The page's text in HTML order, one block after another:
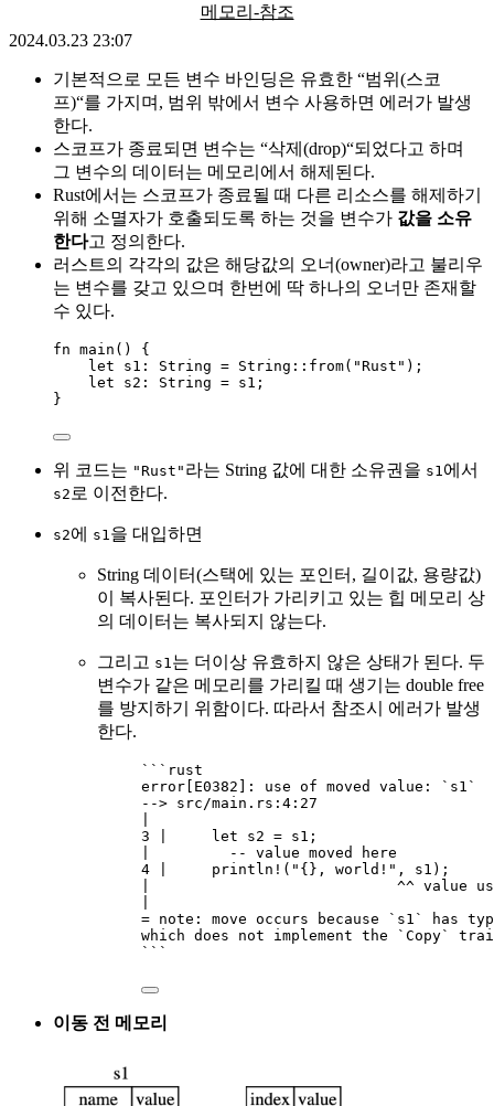
메모리-참조
2024.03.23 23:07
기본적으로 모든 변수 바인딩은 유효한 “범위(스코
프)“를 가지며, 범위 밖에서 변수 사용하면 에러가 발생
한다.
스코프가 종료되면 변수는 “삭제(drop)“되었다고 하며
그 변수의 데이터는 메모리에서 해제된다.
Rust에서는 스코프가 종료될 때 다른 리소스를 해제하기
위해 소멸자가 호출되도록 하는 것을 변수가 값을 소유
한다고 정의한다.
러스트의 각각의 값은 해당값의 오너(owner)라고 불리우
는 변수를 갖고 있으며 한번에 딱 하나의 오너만 존재할
수 있다.
fn main () {
let
s1 : String = String :: from( "Rust " );
let
s2 : String = s1 ;
}
위 코드는 "Rust" 라는 String 값에 대한 소유권을 s1 에서
s2 로 이전한다.
s2에 s1 을 대입하면
String 데이터(스택에 있는 포인터, 길이값, 용량값)
이 복사된다. 포인터가 가리키고 있는 힙 메모리 상
의 데이터는 복사되지 않는다.
그리고 s1 는 더이상 유효하지 않은 상태가 된다. 두
변수가 같은 메모리를 가리킬 때 생기는 double free
를 방지하기 위함이다. 따라서 참조시 에러가 발생
한다.
```rust
error[E0382]: use of moved value: `s1`
--> src/main.rs:4:27
3 |     let s2 = s1;
|         -- value moved here
4 |     println!("{}, world!", s1);
|                            ^^ value used
= note: move occurs because `s1` has
which does not implement the `Copy`
```
이동 전 메모리